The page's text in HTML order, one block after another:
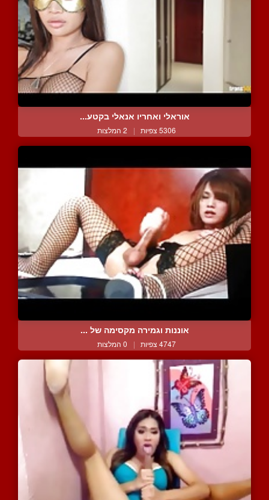
אוראלי ואחריו אנאלי בקטע...
5306 צפיות | 2 המלצות
אוננות וגמירה מקסימה של ...
4747 צפיות | 0 המלצות